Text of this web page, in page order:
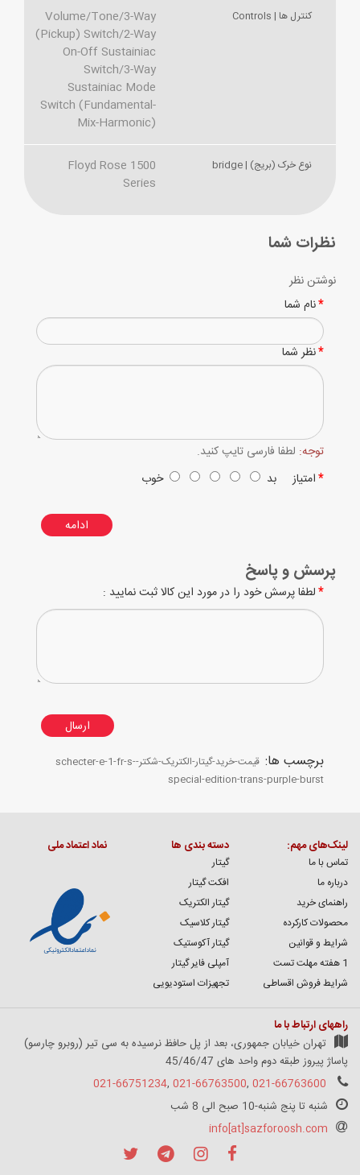
کنترل ها | Controls
Volume/Tone/3-Way
(Pickup) Switch/2-Way
On-Off Sustainiac
Switch/3-Way
Sustainiac Mode
Switch (Fundamental-
Mix-Harmonic)
نوع خرک (بریج) | bridge
Floyd Rose 1500
Series
نظرات شما
نوشتن نظر
نام شما
نظر شما
توجه: لطفا فارسی تایپ کنید.
امتیاز بد خوب
ادامه
پرسش و پاسخ
لطفا پرسش خود را در مورد این کالا ثبت نمایید :
ارسال
برچسب ها:
قیمت-خرید-گیتار-الکتریک-شکتر-schecter-e-1-fr-s-
special-edition-trans-purple-burst
لینک‌های مهم:
تماس با ما
درباره ما
راهنمای خرید
محصولات کارکرده
شرایط و قوانین
1 هفته مهلت تست
شرایط فروش اقساطی
دسته بندی ها
گیتار
افکت گیتار
گیتار الکتریک
گیتار کلاسیک
گیتار آکوستیک
آمپلی فایر گیتار
تجهیزات استودیویی
نماد اعتماد ملی
راههای ارتباط با ما
تهران خیابان جمهوری، بعد از پل حافظ نرسیده به سی تیر (روبرو چارسو)
پاساژ پیروز طبقه دوم واحد های 45/46/47
021-66763600
,
021-66763500
,
021-66751234
شنبه تا پنج شنبه-10 صبح الی 8 شب
info[at]sazforoosh.com